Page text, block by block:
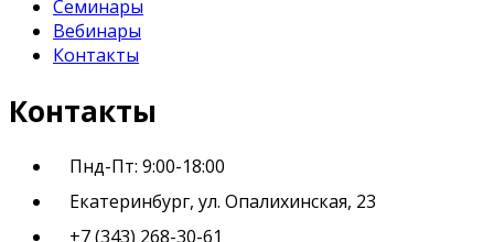
Семинары
Вебинары
Контакты
Контакты
Пнд-Пт: 9:00-18:00
Екатеринбург, ул. Опалихинская, 23
+7 (343) 268-30-61